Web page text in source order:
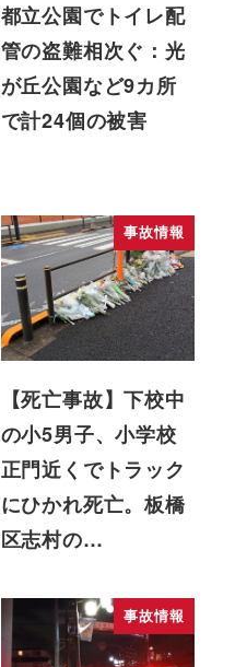
都立公園でトイレ配
管の盗難相次ぐ：光
が丘公園など9カ所
で計24個の被害
事故情報
【死亡事故】下校中
の小5男子、小学校
正門近くでトラック
にひかれ死亡。板橋
区志村の…
事故情報